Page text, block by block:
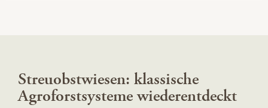
Streuobstwiesen: klassische
Agroforstsysteme wiederentdeckt